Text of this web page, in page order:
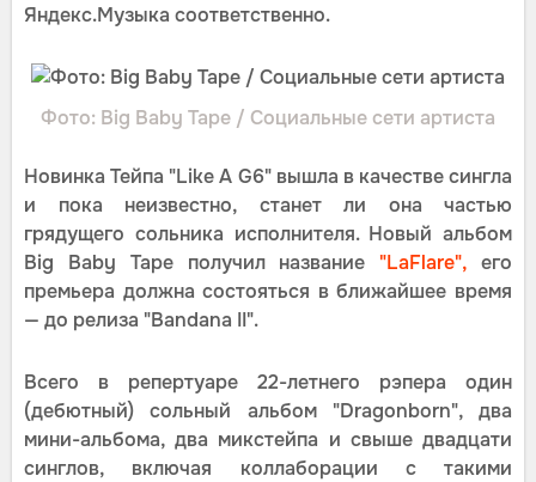
Яндекс.Музыка соответственно.
Фото: Big Baby Tape / Социальные сети артиста
Новинка Тейпа "Like A G6" вышла в качестве сингла
и пока неизвестно, станет ли она частью
грядущего сольника исполнителя. Новый альбом
Big Baby Tape получил название "LaFlare",его
премьера должна состояться в ближайшее время
— до релиза "Bandana II".
Всего в репертуаре 22-летнего рэпера один
(дебютный) сольный альбом "Dragonborn", два
мини-альбома, два микстейпа и свыше двадцати
синглов, включая коллаборации с такими